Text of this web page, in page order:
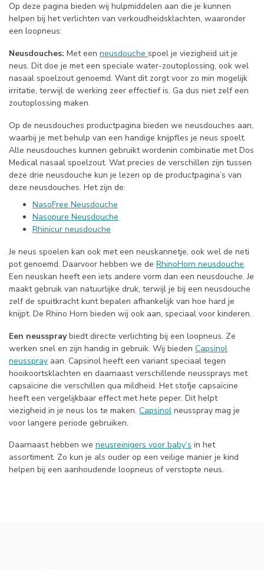
Op deze pagina bieden wij hulpmiddelen aan die je kunnen
helpen bij het verlichten van verkoudheidsklachten, waaronder
een loopneus:
Neusdouches: Met een neusdouche spoel je viezigheid uit je
neus. Dit doe je met een speciale water-zoutoplossing, ook wel
nasaal spoelzout genoemd. Want dit zorgt voor zo min mogelijk
irritatie, terwijl de werking zeer effectief is. Ga dus niet zelf een
zoutoplossing maken.
Op de neusdouches productpagina bieden we neusdouches aan,
waarbij je met behulp van een handige knijpfles je neus spoelt.
Alle neusdouches kunnen gebruikt wordenin combinatie met Dos
Medical nasaal spoelzout. Wat precies de verschillen zijn tussen
deze drie neusdouche kun je lezen op de productpagina’s van
deze neusdouches. Het zijn de:
NasoFree Neusdouche
Nasopure Neusdouche
Rhinicur neusdouche
Je neus spoelen kan ook met een neuskannetje, ook wel de neti
pot genoemd. Daarvoor hebben we de RhinoHorn neusdouche.
Een neuskan heeft een iets andere vorm dan een neusdouche. Je
maakt gebruik van natuurlijke druk, terwijl je bij een neusdouche
zelf de spuitkracht kunt bepalen afhankelijk van hoe hard je
knijpt. De Rhino Horn bieden wij ook aan, speciaal voor kinderen.
Een neusspraybiedt directe verlichting bij een loopneus. Ze
werken snel en zijn handig in gebruik. Wij bieden Capsinol
neusspray aan. Capsinol heeft een variant speciaal tegen
hooikoortsklachten en daarnaast verschillende neussprays met
capsaïcine die verschillen qua mildheid. Het stofje capsaïcine
heeft een vergelijkbaar effect met hete peper. Dit helpt
viezigheid in je neus los te maken. Capsinol neusspray mag je
voor langere periode gebruiken.
Daarnaast hebben we neusreinigers voor baby’s in het
assortiment. Zo kun je als ouder op een veilige manier je kind
helpen bij een aanhoudende loopneus of verstopte neus.